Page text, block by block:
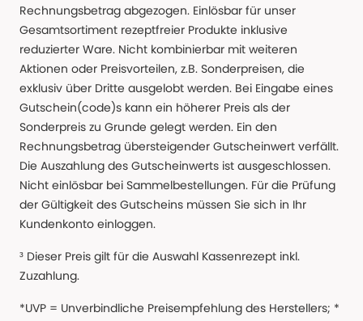
Rechnungsbetrag abgezogen. Einlösbar für unser
Gesamtsortiment rezeptfreier Produkte inklusive
reduzierter Ware. Nicht kombinierbar mit weiteren
Aktionen oder Preisvorteilen, z.B. Sonderpreisen, die
exklusiv über Dritte ausgelobt werden. Bei Eingabe eines
Gutschein(code)s kann ein höherer Preis als der
Sonderpreis zu Grunde gelegt werden. Ein den
Rechnungsbetrag übersteigender Gutscheinwert verfällt.
Die Auszahlung des Gutscheinwerts ist ausgeschlossen.
Nicht einlösbar bei Sammelbestellungen. Für die Prüfung
der Gültigkeit des Gutscheins müssen Sie sich in Ihr
Kundenkonto einloggen.
³ Dieser Preis gilt für die Auswahl Kassenrezept inkl.
Zuzahlung.
*UVP = Unverbindliche Preisempfehlung des Herstellers; *